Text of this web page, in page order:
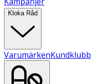
Kloka Råd
VarumärkenKundklubb